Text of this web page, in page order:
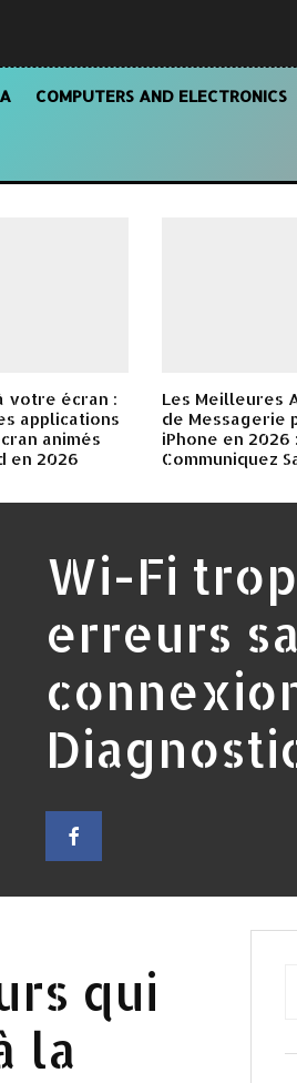
COMPUTERS AND ELECTRONICS
votre écran :
applications
animés
en 2026
Les Meilleures
de Messagerie
iPhone en 2026 :
Communiquez
Wi-Fi
erreurs
qui
la